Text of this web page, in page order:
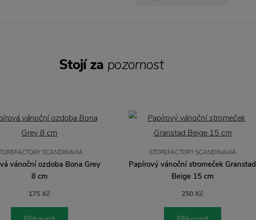
Stojí za pozornost
SCANDINAVIA
vánoční ozdoba Bona Grey
8 cm
175 Kč
STOREFACTORY SCANDINAVIA
Papírový vánoční stromeček Granstad
Beige 15 cm
250 Kč